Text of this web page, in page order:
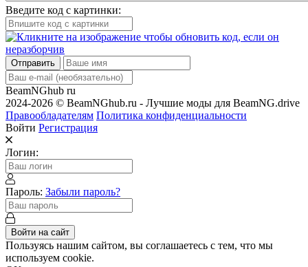
Введите код с картинки:
Отправить
BeamNGhub ru
2024-2026 © BeamNGhub.ru - Лучшие моды для BeamNG.drive
Правообладателям Политика конфиденциальности
Войти Регистрация
Логин:
Пароль: Забыли пароль?
Войти на сайт
Пользуясь нашим сайтом, вы соглашаетесь с тем, что мы
используем cookie.